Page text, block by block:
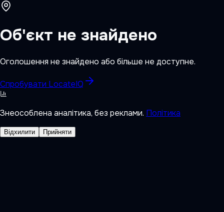
Об'єкт не знайдено
Оголошення не знайдено або більше не доступне.
Спробувати LocateIQ
Знеособлена аналітика, без реклами. Політика
Відхилити Прийняти